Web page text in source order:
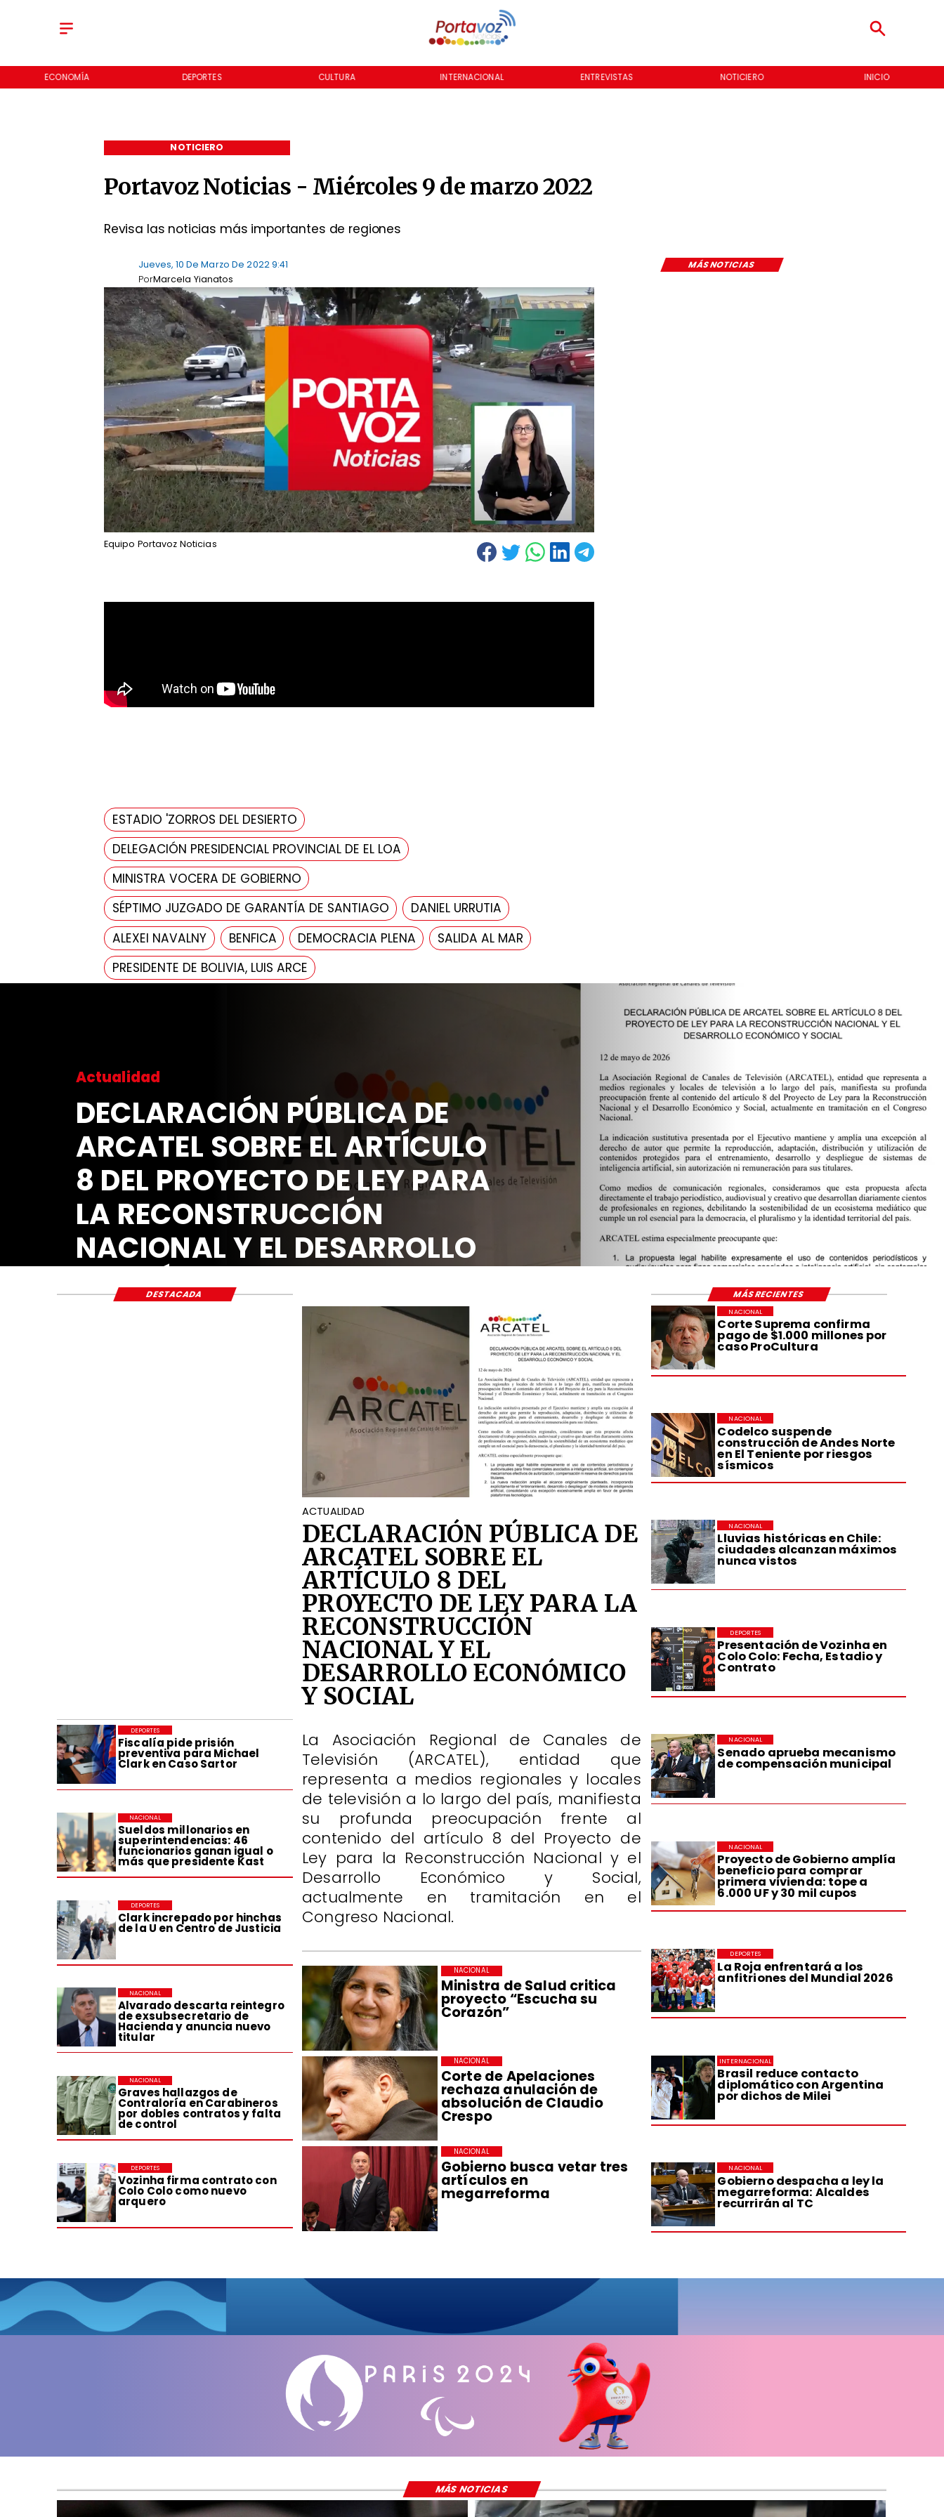
ECONOMÍA DEPORTES CULTURA INTERNACIONAL ENTREVISTAS NOTICIERO INICIO
Portavoz Noticias - Miércoles 9 de marzo 2022
Revisa las noticias más importantes de regiones
NOTICIERO
MÁS NOTICIAS
Jueves, 10 De Marzo De 2022 9:41
Marcela Yianatos
Por
Equipo Portavoz Noticias
ESTADIO 'ZORROS DEL DESIERTO
DELEGACIÓN PRESIDENCIAL PROVINCIAL DE EL LOA
MINISTRA VOCERA DE GOBIERNO
SÉPTIMO JUZGADO DE GARANTÍA DE SANTIAGO
DANIEL URRUTIA
ALEXEI NAVALNY
BENFICA DEMOCRACIA PLENA
SALIDA AL MAR
PRESIDENTE DE BOLIVIA, LUIS ARCE
Actualidad
DECLARACIÓN PÚBLICA DE
ARCATEL SOBRE EL ARTÍCULO
8 DEL PROYECTO DE LEY PARA
LA RECONSTRUCCIÓN
NACIONAL Y EL DESARROLLO
ECONÓMICO Y SOCIAL
Corte Suprema confirma
pago de $1.000 millones por
caso ProCultura
NACIONAL
Codelco suspende
construcción de Andes Norte
en El Teniente por riesgos
sísmicos
NACIONAL
Lluvias históricas en Chile:
ciudades alcanzan máximos
nunca vistos
NACIONAL
Presentación de Vozinha en
Colo Colo: Fecha, Estadio y
Contrato
DEPORTES
Senado aprueba mecanismo
de compensación municipal
NACIONAL
Proyecto de Gobierno amplía
beneficio para comprar
primera vivienda: tope a
6.000 UF y 30 mil cupos
NACIONAL
La Roja enfrentará a los
anfitriones del Mundial 2026
DEPORTES
Brasil reduce contacto
diplomático con Argentina
por dichos de Milei
INTERNACIONAL
Gobierno despacha a ley la
megarreforma: Alcaldes
recurrirán al TC
NACIONAL
Fiscalía pide prisión
preventiva para Michael
Clark en Caso Sartor
DEPORTES
Sueldos millonarios en
superintendencias: 46
funcionarios ganan igual o
más que presidente Kast
NACIONAL
Clark increpado por hinchas
de la U en Centro de Justicia
DEPORTES
Alvarado descarta reintegro
de exsubsecretario de
Hacienda y anuncia nuevo
titular
NACIONAL
Graves hallazgos de
Contraloría en Carabineros
por dobles contratos y falta
de control
NACIONAL
Vozinha firma contrato con
Colo Colo como nuevo
arquero
DEPORTES
Ministra de Salud critica
proyecto “Escucha su
Corazón”
NACIONAL
Corte de Apelaciones
rechaza anulación de
absolución de Claudio
Crespo
NACIONAL
Gobierno busca vetar tres
artículos en
megarreforma
NACIONAL
ACTUALIDAD
DECLARACIÓN PÚBLICA DE
ARCATEL SOBRE EL
ARTÍCULO 8 DEL
PROYECTO DE LEY PARA LA
RECONSTRUCCIÓN
NACIONAL Y EL
DESARROLLO ECONÓMICO
Y SOCIAL
La Asociación Regional de Canales de
Televisión (ARCATEL), entidad que
representa a medios regionales y locales
de televisión a lo largo del país, manifiesta
su profunda preocupación frente al
contenido del artículo 8 del Proyecto de
Ley para la Reconstrucción Nacional y el
Desarrollo Económico y Social,
actualmente en tramitación en el
Congreso Nacional.
DESTACADA MÁS RECIENTES
MÁS NOTICIAS